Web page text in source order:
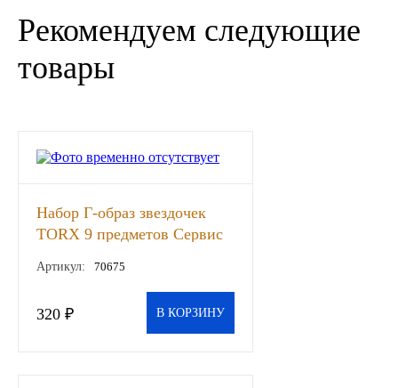
Оригинальные масла
MOZER
Подшипники
Рекомендуем следующие
товары
Набор Г-образ звездочек
TORX 9 предметов Сервис
Артикул: 70675
320 ₽ В КОРЗИНУ